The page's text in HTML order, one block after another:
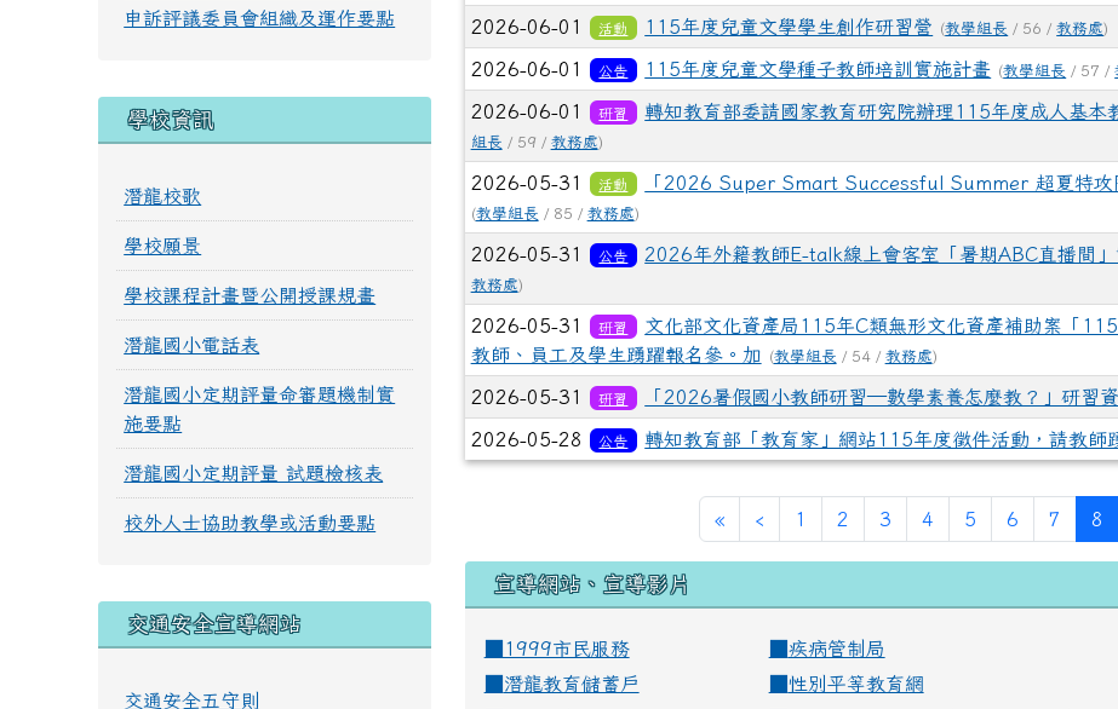
2026-06-01 活動 115年度兒童文學學生創作研習營 (教學組長 / 56 /教務處)
2026-06-01 公告 115年度兒童文學種子教師培訓實施計畫 (教學組長 / 57 /
2026-06-01 研習 轉知教育部委請國家教育研究院辦理115年度成人基本
組長 / 59 / 教務處)
2026-05-31 活動 「2026 Super Smart Successful Summer 超夏特攻
(教學組長 / 85 / 教務處)
2026-05-31 公告 2026年外籍教師E-talk線上會客室「暑期ABC直播間」
教務處)
2026-05-31 研習
文化部文化資產局115年C類無形文化資產補助案「
教師、員工及學生踴躍報名參。加
(教學組長 / 54 / 教務處)
2026-05-31 研習 「2026暑假國小教師研習—數學素養怎麼教？」研習
2026-05-28 公告 轉知教育部「教育家」網站115年度徵件活動，請教師
« ‹ 1 2 3 4 5 6 7 8
宣導網站、宣導影片
■1999市民服務 疾病管制局
潛龍教育儲蓄戶 性別平等教育網
申訴評議委員會組織及運作要點
學校資訊
潛龍校歌
學校願景
學校課程計畫暨公開授課規畫
潛龍國小電話表
潛龍國小定期評量命審題機制實
施要點
潛龍國小定期評量 試題檢核表
校外人士協助教學或活動要點
交通安全宣導網站
交通安全五守則